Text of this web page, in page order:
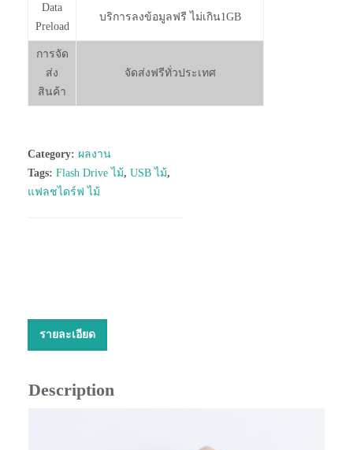
Data
Preload
บริการลงข้อมูลฟรี ไม่เกิน1GB
การจัด
ส่ง
สินค้า
จัดส่งฟรีทั่วประเทศ
Category: ผลงาน
Tags: Flash Drive ไม้, USB ไม้,
แฟลชไดร์ฟ ไม้
รายละเอียด
Description